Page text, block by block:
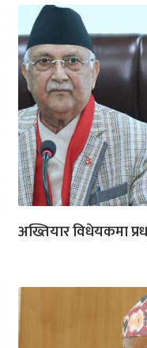
अख्तियार विधेयकमा